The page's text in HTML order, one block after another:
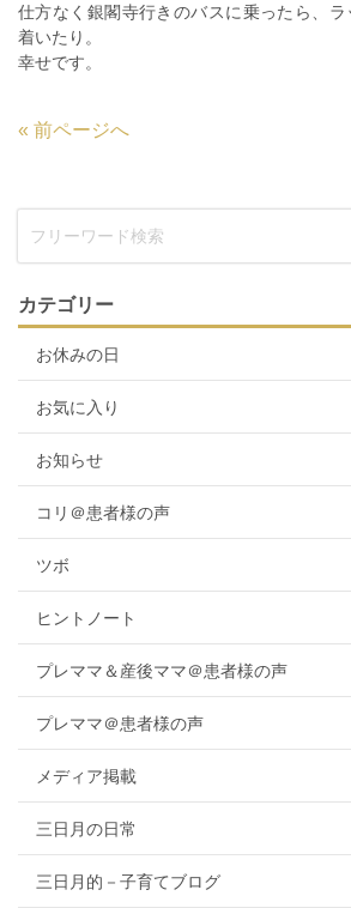
仕方なく銀閣寺行きのバスに乗ったら、
着いたり。
幸せです。
« 前ページへ
カテゴリー
お休みの日
お気に入り
お知らせ
コリ＠患者様の声
ツボ
ヒントノート
プレママ＆産後ママ＠患者様の声
プレママ＠患者様の声
メディア掲載
三日月の日常
三日月的－子育てブログ